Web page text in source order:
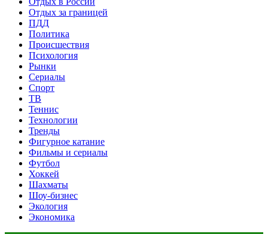
Отдых за границей
ПДД
Политика
Происшествия
Психология
Рынки
Сериалы
Спорт
ТВ
Теннис
Технологии
Тренды
Фигурное катание
Фильмы и сериалы
Футбол
Хоккей
Шахматы
Шоу-бизнес
Экология
Экономика